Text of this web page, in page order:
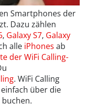
Smartphones der
Dazu zählen
, Galaxy S7, Galaxy
alle iPhones ab
der WiFi Calling-
. WiFi Calling
über die